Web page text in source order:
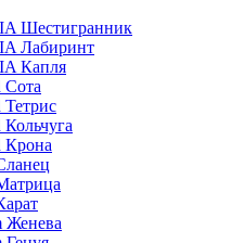
Шестигранник
Лабиринт
Капля
Сота
Тетрис
Кольчуга
Крона
Женева